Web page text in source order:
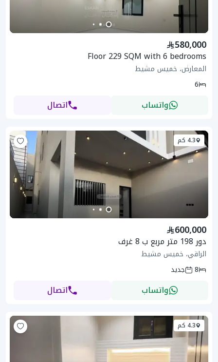
580,000
Floor 229 SQM with 6 bedrooms
المعارض، خميس مشيط
6
واتساب اتصال
4.3 كم
600,000
دور 198 متر مربع ب 8 غرف
الراقي، خميس مشيط
8
جديد
واتساب اتصال
4.3 كم